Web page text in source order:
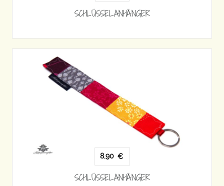
SCHLÜSSELANHÄNGER
8,90 €
SCHLÜSSELANHÄNGER